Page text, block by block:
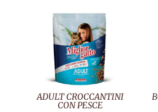
ADULT CROCCANTINI
CON PESCE